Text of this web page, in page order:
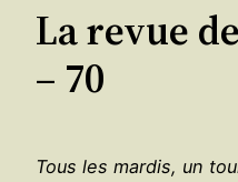
La revue
– 70
Tous les mardis, un